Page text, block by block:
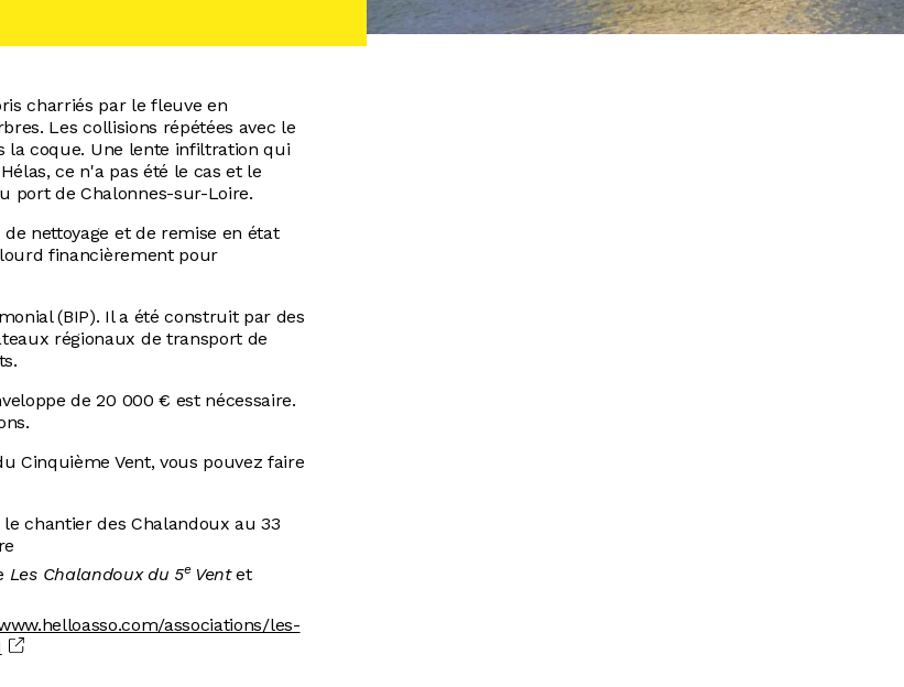
charriés par le fleuve en
Les collisions répétées avec le
la coque. Une lente infiltration qui
ce n'a pas été le cas et le
port de Chalonnes-sur-Loire.
nettoyage et de remise en état
financièrement pour
(BIP). Il a été construit par des
régionaux de transport de
de 20 000 € est nécessaire.
Cinquième Vent, vous pouvez faire
chantier des Chalandoux au 33
Les Chalandoux du 5eVentet
associations/les-